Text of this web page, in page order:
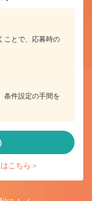
ことで、応募時の
条件設定の手間を
こちら＞